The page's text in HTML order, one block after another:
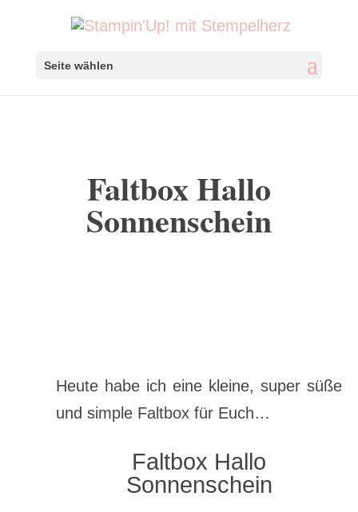
Seite wählen
Faltbox Hallo
Sonnenschein
Heute habe ich eine kleine, super süße
und simple Faltbox für Euch…
Faltbox Hallo
Sonnenschein